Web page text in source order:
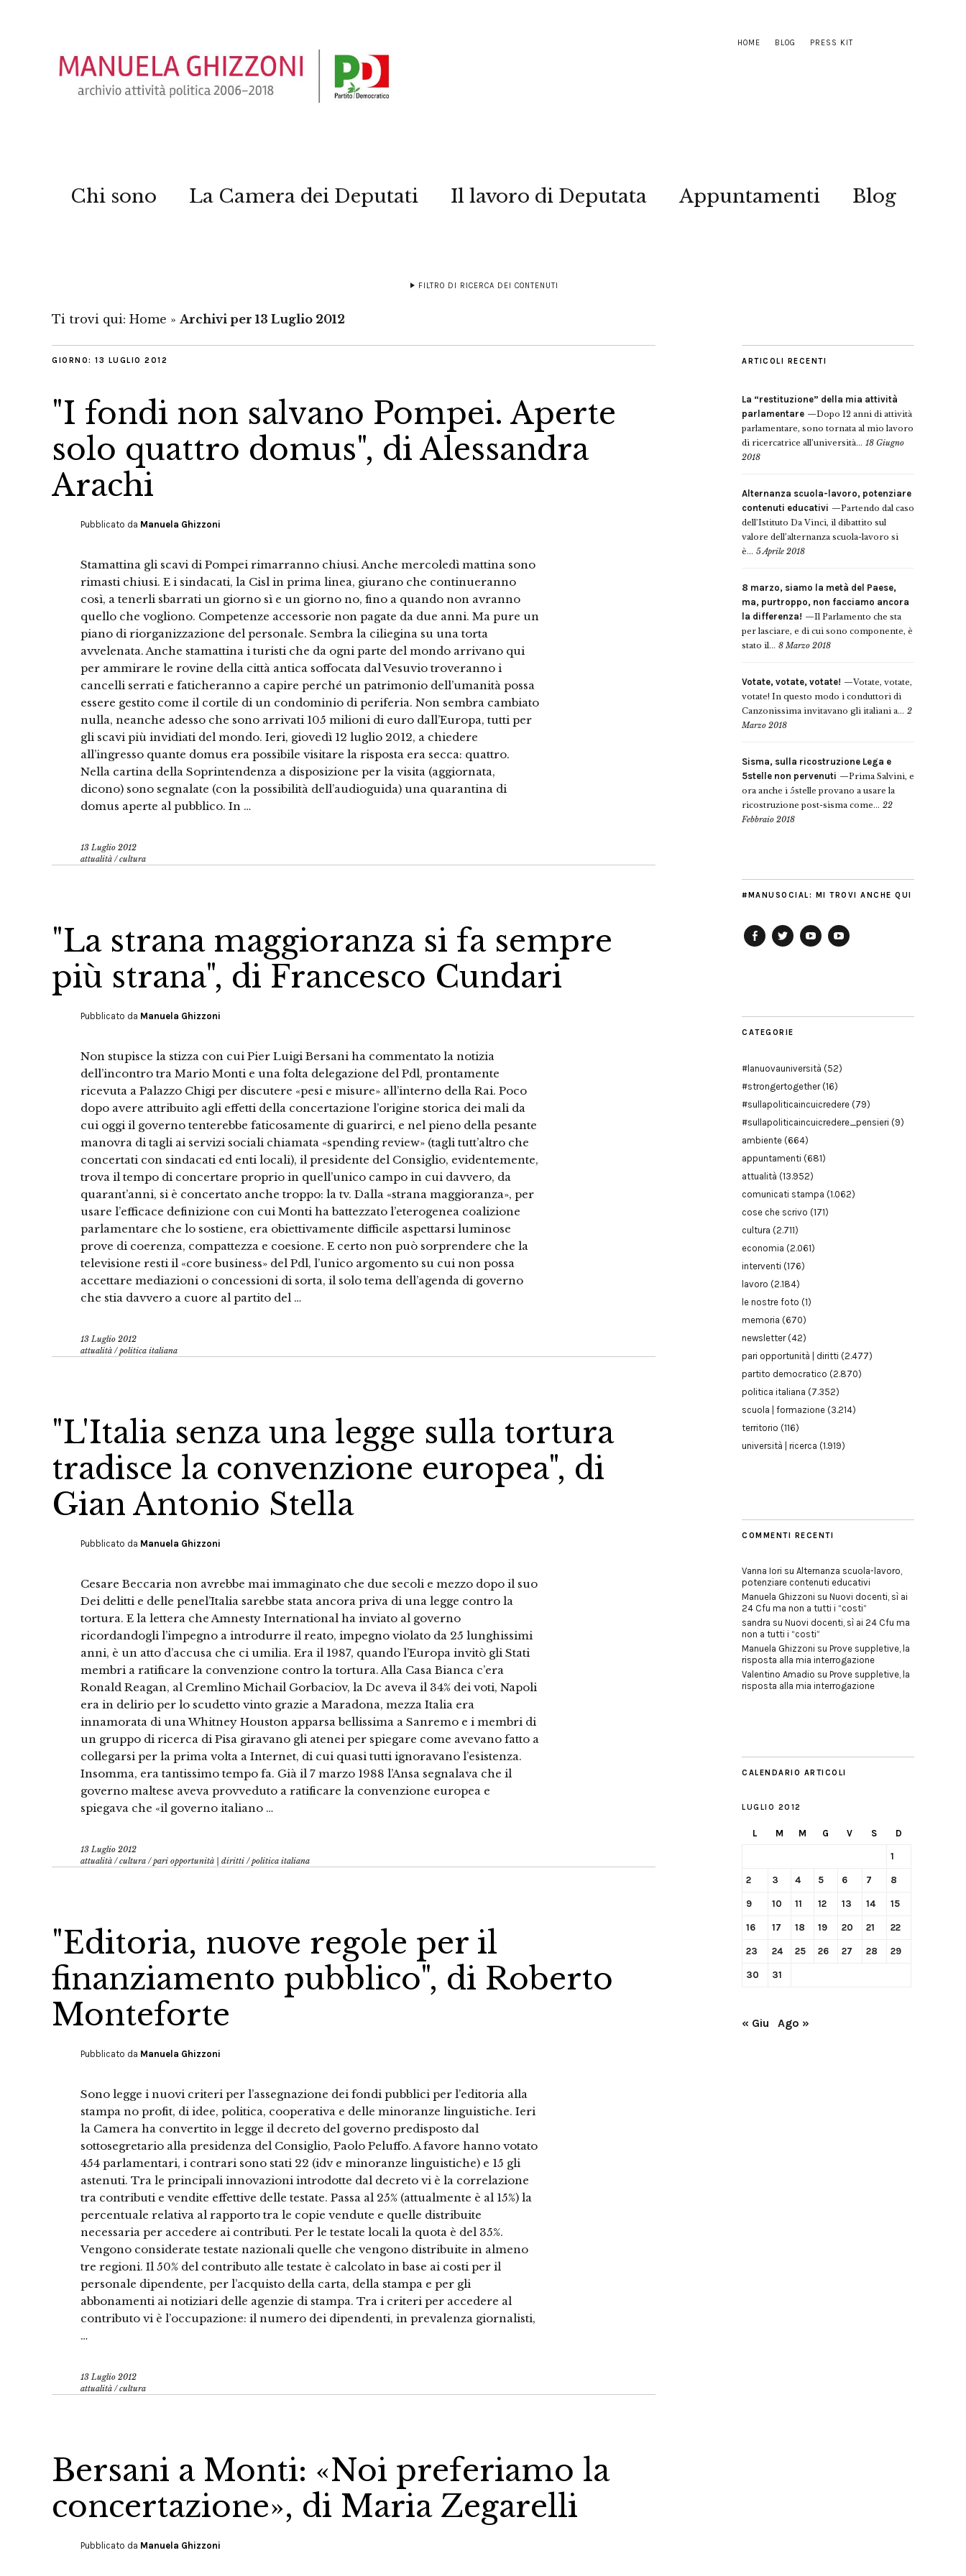
HOME BLOG PRESS KIT
Chi sono La Camera dei Deputati Il lavoro di Deputata Appuntamenti Blog
FILTRO DI RICERCA DEI CONTENUTI
Ti trovi qui: Home » Archivi per 13 Luglio 2012
GIORNO: 13 LUGLIO 2012
"I fondi non salvano Pompei. Aperte
solo quattro domus", di Alessandra
Arachi
Pubblicato da Manuela Ghizzoni
Stamattina gli scavi di Pompei rimarranno chiusi. Anche mercoledì mattina sono
rimasti chiusi. E i sindacati, la Cisl in prima linea, giurano che continueranno
così, a tenerli sbarrati un giorno sì e un giorno no, fino a quando non avranno
quello che vogliono. Competenze accessorie non pagate da due anni. Ma pure un
piano di riorganizzazione del personale. Sembra la ciliegina su una torta
avvelenata. Anche stamattina i turisti che da ogni parte del mondo arrivano qui
per ammirare le rovine della città antica soffocata dal Vesuvio troveranno i
cancelli serrati e faticheranno a capire perché un patrimonio dell’umanità possa
essere gestito come il cortile di un condominio di periferia. Non sembra cambiato
nulla, neanche adesso che sono arrivati 105 milioni di euro dall’Europa, tutti per
gli scavi più invidiati del mondo. Ieri, giovedì 12 luglio 2012, a chiedere
all’ingresso quante domus era possibile visitare la risposta era secca: quattro.
Nella cartina della Soprintendenza a disposizione per la visita (aggiornata,
dicono) sono segnalate (con la possibilità dell’audioguida) una quarantina di
domus aperte al pubblico. In …
13 Luglio 2012
attualità /cultura
"La strana maggioranza si fa sempre
più strana", di Francesco Cundari
Pubblicato da Manuela Ghizzoni
Non stupisce la stizza con cui Pier Luigi Bersani ha commentato la notizia
dell’incontro tra Mario Monti e una folta delegazione del Pdl, prontamente
ricevuta a Palazzo Chigi per discutere «pesi e misure» all’interno della Rai. Poco
dopo avere attribuito agli effetti della concertazione l’origine storica dei mali da
cui oggi il governo tenterebbe faticosamente di guarirci, e nel pieno della pesante
manovra di tagli ai servizi sociali chiamata «spending review» (tagli tutt’altro che
concertati con sindacati ed enti locali), il presidente del Consiglio, evidentemente,
trova il tempo di concertare proprio in quell’unico campo in cui davvero, da
quarant’anni, si è concertato anche troppo: la tv. Dalla «strana maggioranza», per
usare l’efficace definizione con cui Monti ha battezzato l’eterogenea coalizione
parlamentare che lo sostiene, era obiettivamente difficile aspettarsi luminose
prove di coerenza, compattezza e coesione. E certo non può sorprendere che la
televisione resti il «core business» del Pdl, l’unico argomento su cui non possa
accettare mediazioni o concessioni di sorta, il solo tema dell’agenda di governo
che stia davvero a cuore al partito del …
13 Luglio 2012
attualità /politica italiana
"L'Italia senza una legge sulla tortura
tradisce la convenzione europea", di
Gian Antonio Stella
Pubblicato da Manuela Ghizzoni
Cesare Beccaria non avrebbe mai immaginato che due secoli e mezzo dopo il suo
Dei delitti e delle penel’Italia sarebbe stata ancora priva di una legge contro la
tortura. E la lettera che Amnesty International ha inviato al governo
ricordandogli l’impegno a introdurre il reato, impegno violato da 25 lunghissimi
anni, è un atto d’accusa che ci umilia. Era il 1987, quando l’Europa invitò gli Stati
membri a ratificare la convenzione contro la tortura. Alla Casa Bianca c’era
Ronald Reagan, al Cremlino Michail Gorbaciov, la Dc aveva il 34% dei voti, Napoli
era in delirio per lo scudetto vinto grazie a Maradona, mezza Italia era
innamorata di una Whitney Houston apparsa bellissima a Sanremo e i membri di
un gruppo di ricerca di Pisa giravano gli atenei per spiegare come avevano fatto a
collegarsi per la prima volta a Internet, di cui quasi tutti ignoravano l’esistenza.
Insomma, era tantissimo tempo fa. Già il 7 marzo 1988 l’Ansa segnalava che il
governo maltese aveva provveduto a ratificare la convenzione europea e
spiegava che «il governo italiano …
13 Luglio 2012
attualità /cultura /pari opportunità | diritti /politica italiana
"Editoria, nuove regole per il
finanziamento pubblico", di Roberto
Monteforte
Pubblicato da Manuela Ghizzoni
Sono legge i nuovi criteri per l’assegnazione dei fondi pubblici per l’editoria alla
stampa no profit, di idee, politica, cooperativa e delle minoranze linguistiche. Ieri
la Camera ha convertito in legge il decreto del governo predisposto dal
sottosegretario alla presidenza del Consiglio, Paolo Peluffo. A favore hanno votato
454 parlamentari, i contrari sono stati 22 (idv e minoranze linguistiche) e 15 gli
astenuti. Tra le principali innovazioni introdotte dal decreto vi è la correlazione
tra contributi e vendite effettive delle testate. Passa al 25% (attualmente è al 15%) la
percentuale relativa al rapporto tra le copie vendute e quelle distribuite
necessaria per accedere ai contributi. Per le testate locali la quota è del 35%.
Vengono considerate testate nazionali quelle che vengono distribuite in almeno
tre regioni. Il 50% del contributo alle testate è calcolato in base ai costi per il
personale dipendente, per l’acquisto della carta, della stampa e per gli
abbonamenti ai notiziari delle agenzie di stampa. Tra i criteri per accedere al
contributo vi è l’occupazione: il numero dei dipendenti, in prevalenza giornalisti,
…
13 Luglio 2012
attualità /cultura
Bersani a Monti: «Noi preferiamo la
concertazione», di Maria Zegarelli
Pubblicato da Manuela Ghizzoni
ARTICOLI RECENTI
La “restituzione” della mia attività
parlamentare
Dopo 12 anni di attività
parlamentare, sono tornata al mio lavoro
di ricercatrice all’università... 18 Giugno
2018
Alternanza scuola-lavoro, potenziare
contenuti educativi
Partendo dal caso
dell’Istituto Da Vinci, il dibattito sul
valore dell’alternanza scuola-lavoro si
è... 5 Aprile 2018
8 marzo, siamo la metà del Paese,
ma, purtroppo, non facciamo ancora
la differenza!
Il Parlamento che sta
per lasciare, e di cui sono componente, è
stato il... 8 Marzo 2018
Votate, votate, votate!
Votate, votate,
votate! In questo modo i conduttori di
Canzonissima invitavano gli italiani a... 2
Marzo 2018
Sisma, sulla ricostruzione Lega e
5stelle non pervenuti
Prima Salvini, e
ora anche i 5stelle provano a usare la
ricostruzione post-sisma come... 22
Febbraio 2018
#MANUSOCIAL: MI TROVI ANCHE QUI
CATEGORIE
#lanuovauniversità (52)
#strongertogether(16)
#sullapoliticaincuicredere (79)
#sullapoliticaincuicredere_pensieri (9)
ambiente (664)
appuntamenti (681)
attualità (13.952)
comunicati stampa (1.062)
cose che scrivo (171)
cultura (2.711)
economia (2.061)
interventi (176)
lavoro (2.184)
le nostre foto (1)
memoria (670)
newsletter(42)
pari opportunità | diritti (2.477)
partito democratico (2.870)
politica italiana (7.352)
scuola | formazione (3.214)
territorio (116)
università | ricerca (1.919)
COMMENTI RECENTI
Vanna Iori su Alternanza scuola-lavoro,
potenziare contenuti educativi
Manuela Ghizzoni su Nuovi docenti, sì ai
24 Cfu ma non a tutti i “costi”
sandra su Nuovi docenti, sì ai 24 Cfu ma
non a tutti i “costi”
Manuela Ghizzoni su Prove suppletive, la
risposta alla mia interrogazione
Valentino Amadio su Prove suppletive, la
risposta alla mia interrogazione
CALENDARIO ARTICOLI
LUGLIO 2012
L M M G V S D
1
2 3 4 5 6 7 8
9 10 11 12 13 14 15
16 17 18 19 20 21 22
23 24 25 26 27 28 29
30 31
« Giu Ago »